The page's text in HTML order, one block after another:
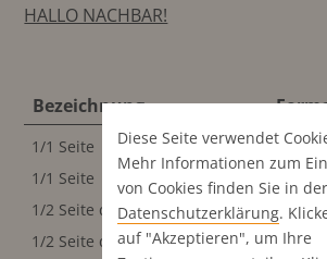
HALLO NACHBAR!
Bezeichnung
1/1 Seite 200x267
1/1 Seite
200x267
1/2 Seite quer
200x128
1/2 Seite quer
200x128
Diese Seite verwendet
Mehr Informationen zum
von Cookies finden Sie in der
Datenschutz­erklärung.
auf "Akzeptieren", um Ihre